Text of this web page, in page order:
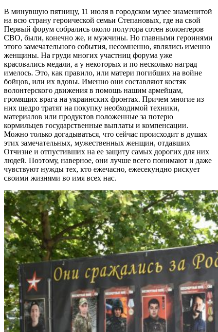
В минувшую пятницу, 11 июля в городском музее знаменитой
на всю страну героической семьи Степановых, где на свой
Первый форум собрались около полутора сотен волонтеров
СВО, были, конечно же, и мужчины. Но главными героинями
этого замечательного события, несомненно, являлись именно
женщины. На груди многих участниц форума уже
красовались медали, а у некоторых и по несколько наград
имелось. Это, как правило, или матери погибших на войне
бойцов, или их вдовы. Именно они составляют костяк
волонтерского движения в помощь нашим армейцам,
громящих врага на украинских фронтах. Причем многие из
них щедро тратят на покупку необходимой техники,
материалов или продуктов положенные за потерю
кормильцев государственные выплаты и компенсации.
Можно только догадываться, что сейчас происходит в душах
этих замечательных, мужественных женщин, отдавших
Отчизне и отпустивших на ее защиту самых дорогих для них
людей. Поэтому, наверное, они лучше всего понимают и даже
чувствуют нужды тех, кто ежечасно, ежесекундно рискует
своими жизнями во имя всех нас.